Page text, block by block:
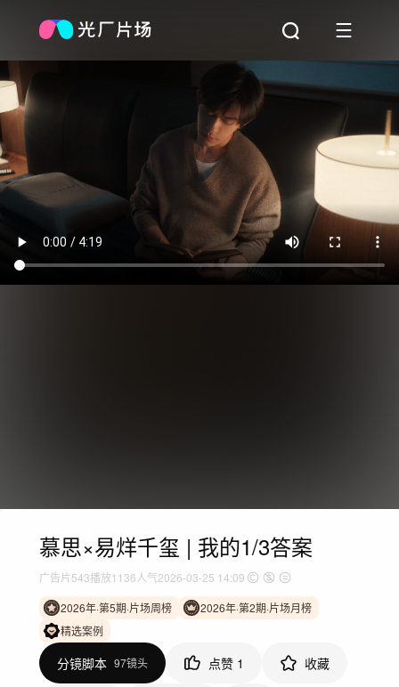
慕思×易烊千玺 | 我的1/3答案
广告片543播放1136人气2026-03-25 14:09
2026年·第5期·片场周榜
2026年·第2期·片场月榜
精选案例
分镜脚本 97镜头 点赞 1 收藏